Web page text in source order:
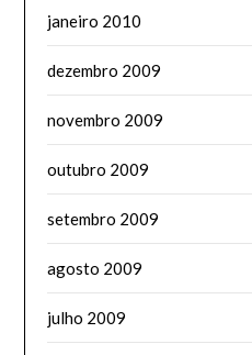
janeiro 2010
dezembro 2009
novembro 2009
outubro 2009
setembro 2009
agosto 2009
julho 2009